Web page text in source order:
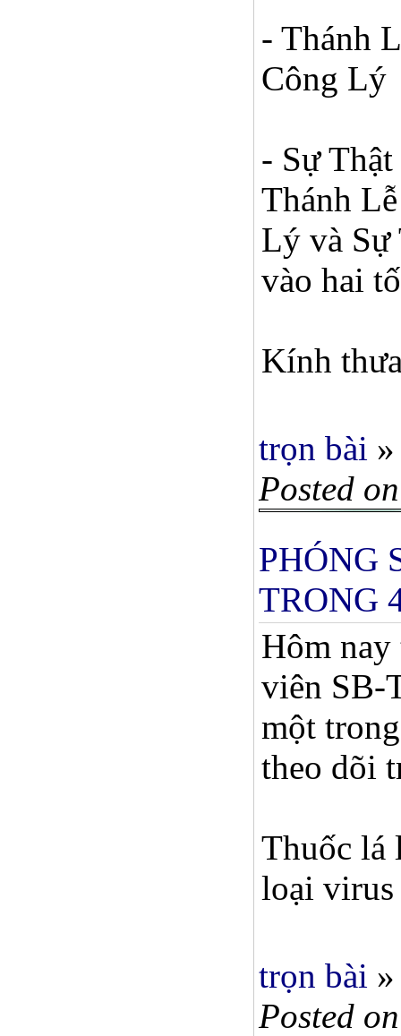
- Thánh
Công Lý
- Sự
Thánh
Lý và Sự
vào hai
Kính
trọn bài »
Posted
PHÓNG
TRONG
Hôm
viên SB-
một
theo dõi
Thuốc lá
loại virus
trọn bài »
Posted